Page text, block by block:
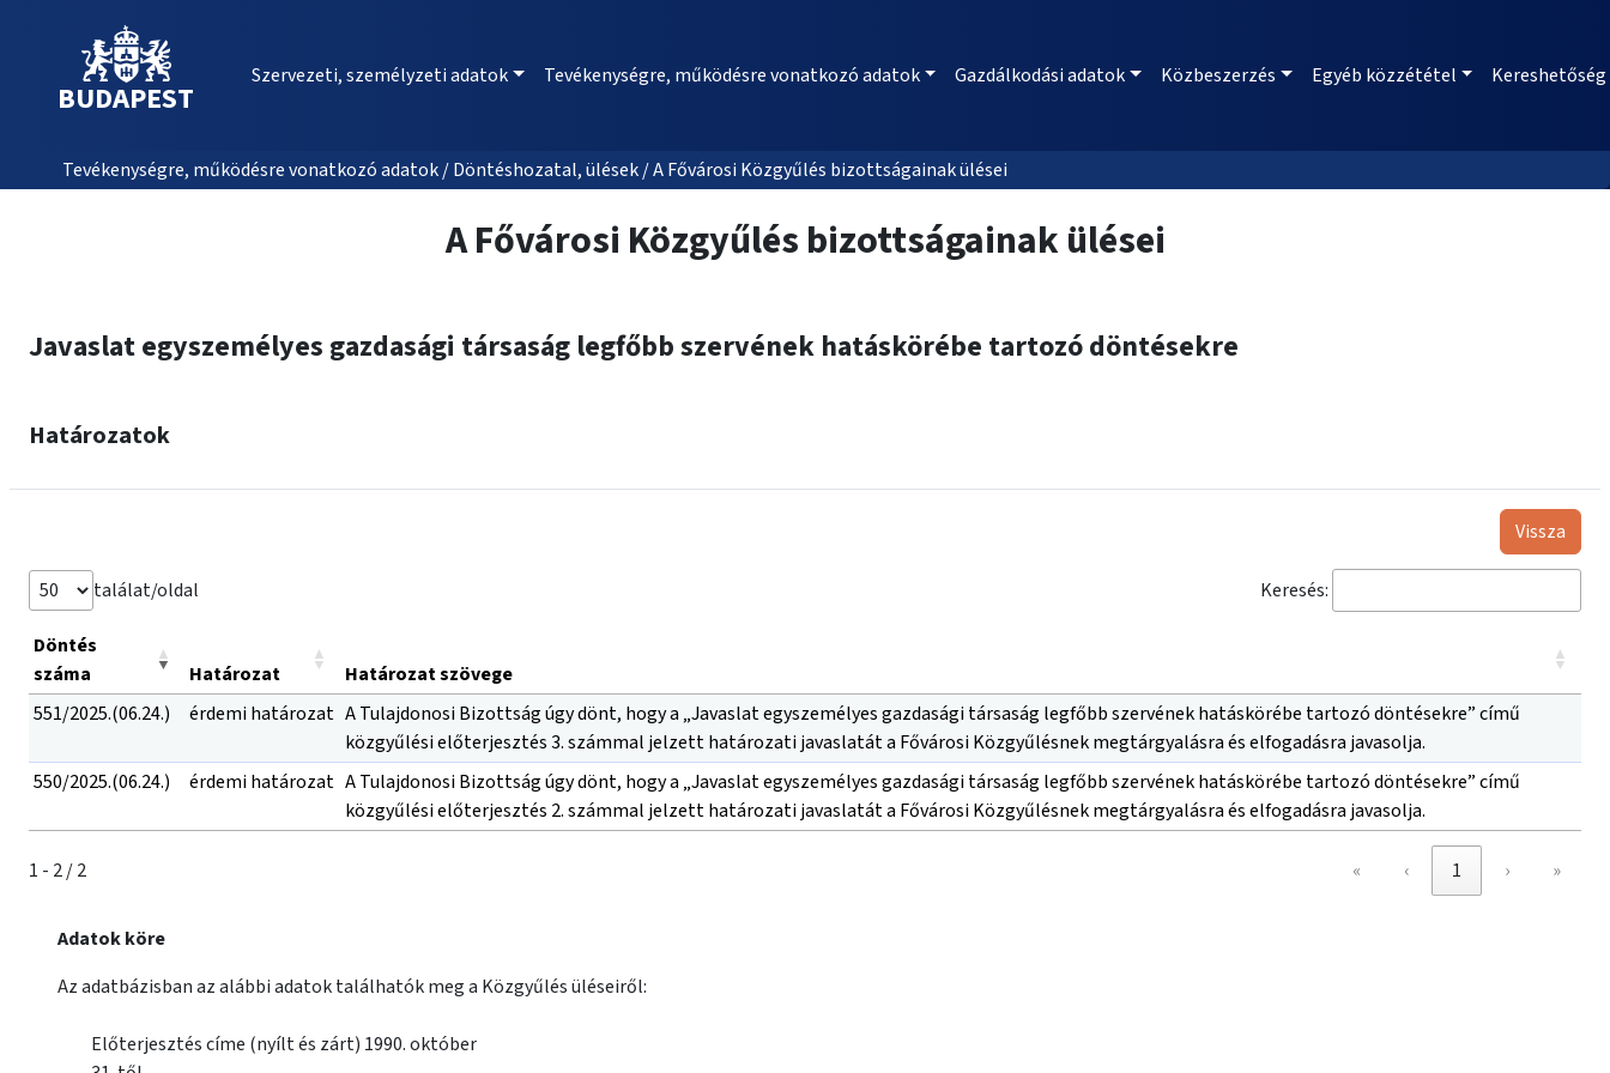
BUDAPEST
Szervezeti, személyzeti adatok Tevékenységre, működésre vonatkozó adatok Gazdálkodási adatok Közbeszerzés Egyéb közzététel Kereshetőség
Tevékenységre, működésre vonatkozó adatok / Döntéshozatal, ülések / A Fővárosi Közgyűlés bizottságainak ülései
A Fővárosi Közgyűlés bizottságainak ülései
Javaslat egyszemélyes gazdasági társaság legfőbb szervének hatáskörébe tartozó döntésekre
Határozatok
Vissza
találat/oldal Keresés:
Döntés
száma
Határozat
Határozat szövege
551/2025.(06.24.)
érdemi határozat A Tulajdonosi Bizottság úgy dönt, hogy a „Javaslat egyszemélyes gazdasági társaság legfőbb szervének hatáskörébe tartozó döntésekre” című
közgyűlési előterjesztés 3. számmal jelzett határozati javaslatát a Fővárosi Közgyűlésnek megtárgyalásra és elfogadásra javasolja.
550/2025.(06.24.)
érdemi határozat A Tulajdonosi Bizottság úgy dönt, hogy a „Javaslat egyszemélyes gazdasági társaság legfőbb szervének hatáskörébe tartozó döntésekre” című
közgyűlési előterjesztés 2. számmal jelzett határozati javaslatát a Fővárosi Közgyűlésnek megtárgyalásra és elfogadásra javasolja.
1 - 2 / 2 « ‹ 1 › »
Adatok köre
Az adatbázisban az alábbi adatok találhatók meg a Közgyűlés üléseiről:
Előterjesztés címe (nyílt és zárt) 1990. október